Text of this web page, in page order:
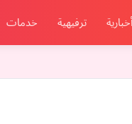
أخبارية ترفيهية خدمات